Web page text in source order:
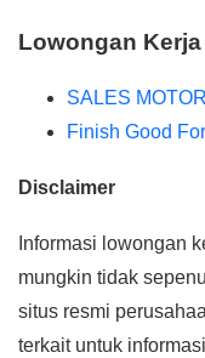
Lowongan
SALES
Finish Good
Disclaimer
Informasi lowongan
mungkin tidak
situs resmi
terkait untuk